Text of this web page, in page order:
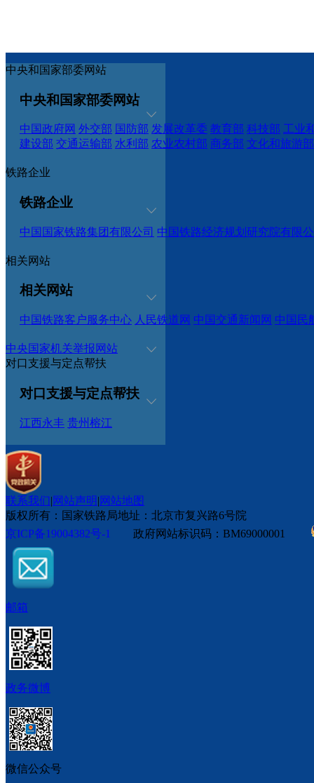
中央和国家部委网站
中央和国家部委网站
中国政府网 外交部 国防部 发展改革委 教育部 科技部 工业
建设部 交通运输部 水利部 农业农村部 商务部 文化和旅游部
铁路企业
铁路企业
中国国家铁路集团有限公司 中国铁路经济规划研究院有限
相关网站
相关网站
中国铁路客户服务中心 人民铁道网 中国交通新闻网 中国民
中央国家机关举报网站
对口支援与定点帮扶
对口支援与定点帮扶
江西永丰 贵州榕江
联系我们|网站声明|网站地图
版权所有：国家铁路局地址：北京市复兴路6号院
京ICP备19004382号-1
政府网站标识码：BM69000001
邮箱
政务微博
微信公众号